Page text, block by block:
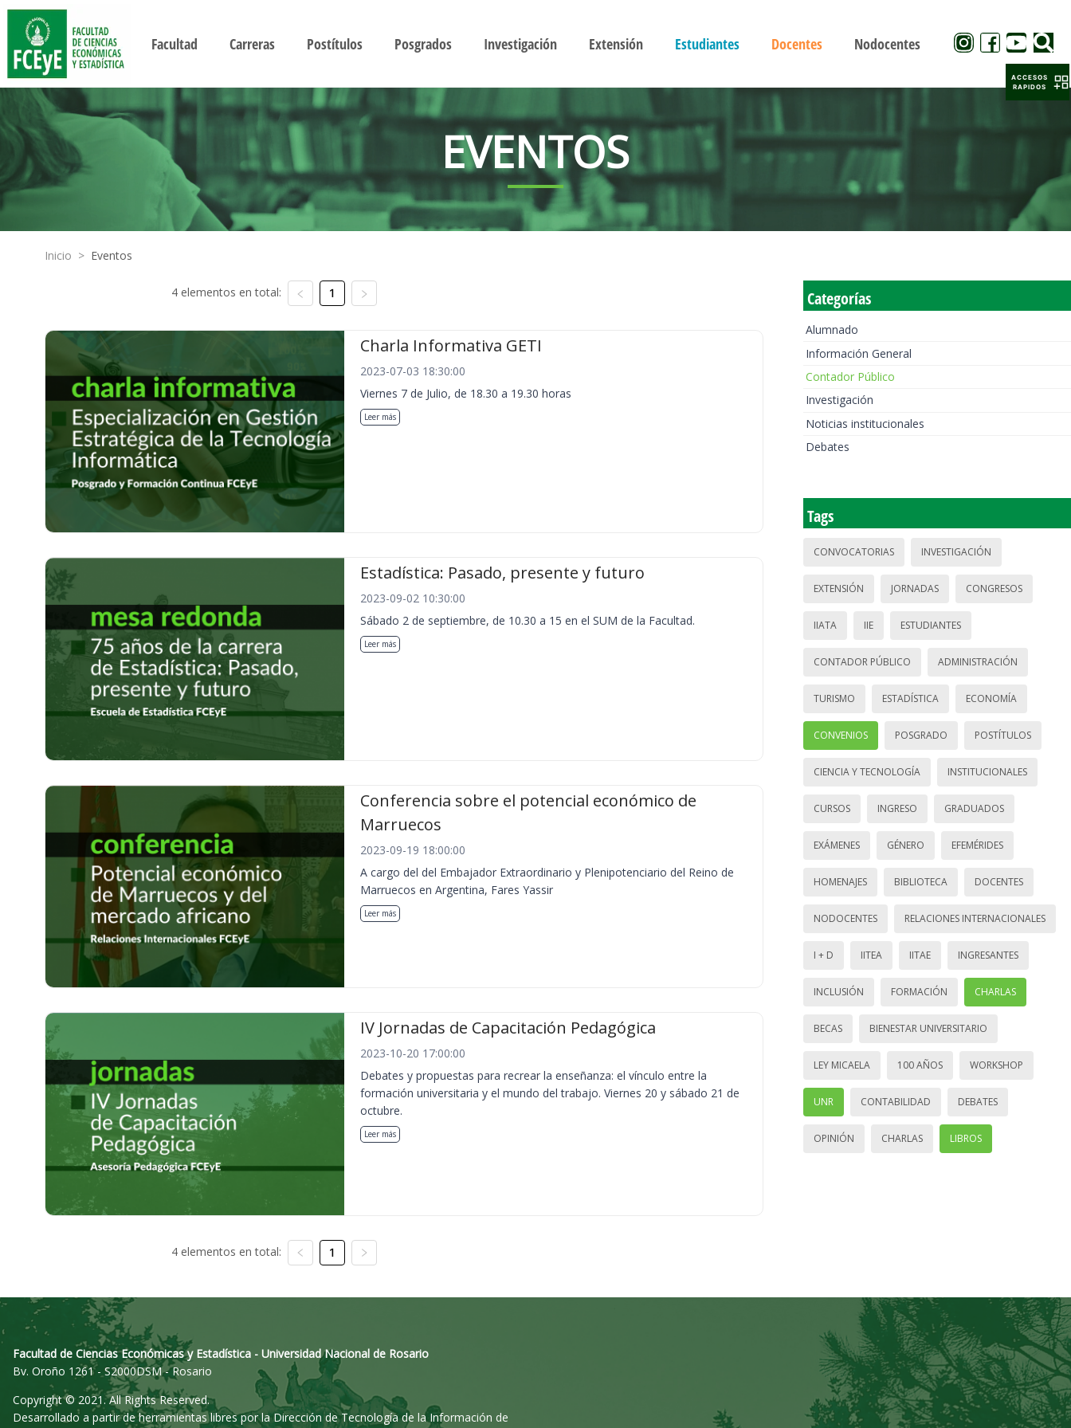
Facultad Carreras Postítulos Posgrados Investigación Extensión Estudiantes Docentes Nodocentes
EVENTOS
Inicio > Eventos
4 elementos en total: 1
Charla Informativa GETI
2023-07-03 18:30:00
Viernes 7 de Julio, de 18.30 a 19.30 horas
Leer más
Estadística: Pasado, presente y futuro
2023-09-02 10:30:00
Sábado 2 de septiembre, de 10.30 a 15 en el SUM de la Facultad.
Leer más
Conferencia sobre el potencial económico de
Marruecos
2023-09-19 18:00:00
A cargo del del Embajador Extraordinario y Plenipotenciario del Reino de
Marruecos en Argentina, Fares Yassir
Leer más
IV Jornadas de Capacitación Pedagógica
2023-10-20 17:00:00
Debates y propuestas para recrear la enseñanza: el vínculo entre la
formación universitaria y el mundo del trabajo. Viernes 20 y sábado 21 de
octubre.
Leer más
4 elementos en total: 1
Categorías
Alumnado
Información General
Contador Público
Investigación
Noticias institucionales
Debates
Tags
CONVOCATORIAS INVESTIGACIÓN
EXTENSIÓN JORNADAS CONGRESOS
IIATA IIE ESTUDIANTES
CONTADOR PÚBLICO ADMINISTRACIÓN
TURISMO ESTADÍSTICA ECONOMÍA
CONVENIOS POSGRADO POSTÍTULOS
CIENCIA Y TECNOLOGÍA INSTITUCIONALES
CURSOS INGRESO GRADUADOS
EXÁMENES GÉNERO EFEMÉRIDES
HOMENAJES BIBLIOTECA DOCENTES
NODOCENTES RELACIONES INTERNACIONALES
I + D IITEA IITAE INGRESANTES
INCLUSIÓN FORMACIÓN CHARLAS
BECAS BIENESTAR UNIVERSITARIO
LEY MICAELA 100 AÑOS WORKSHOP
UNR CONTABILIDAD DEBATES
OPINIÓN CHARLAS LIBROS
Facultad de Ciencias Económicas y Estadística - Universidad Nacional de Rosario
Bv. Oroño 1261 - S2000DSM - Rosario
Copyright © 2021. All Rights Reserved.
Desarrollado a partir de herramientas libres por la Dirección de Tecnología de la Información de
ACCESOS
RAPIDOS